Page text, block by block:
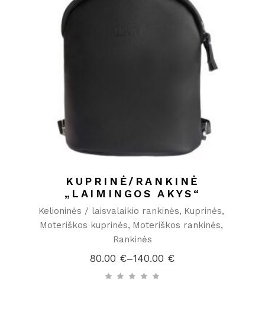
KUPRINĖ/RANKINĖ
„LAIMINGOS AKYS“
Kelioninės / laisvalaikio rankinės Kuprinės
Moteriškos kuprinės Moteriškos rankinės
Rankinės
80.00 €–140.00 €
Price
range:
80.00 €